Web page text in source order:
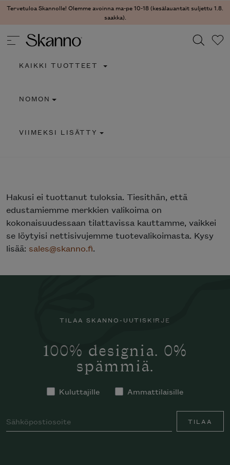
Tervetuloa Skannolle! Olemme avoinna ma-pe 10-18 (kesälauantait suljettu 1.8.
saakka).
Type 2 or more characters for results.
KAIKKI TUOTTEET
NOMON
VIIMEKSI LISÄTTY
Hakusi ei tuottanut tuloksia. Tiesithän, että
edustamiemme merkkien valikoima on
kokonaisuudessaan tilattavissa kauttamme, vaikkei
se löytyisi nettisivujemme tuotevalikoimasta. Kysy
lisää: sales@skanno.fi.
TILAA SKANNO-UUTISKIRJE
100% designia. 0%
spämmiä.
Kuluttajille Ammattilaisille
TILAA